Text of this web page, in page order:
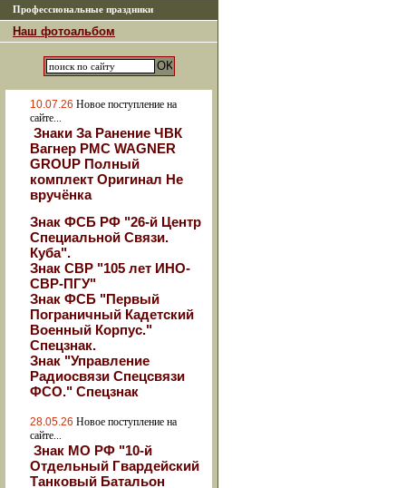
Профессиональные праздники
Наш фотоальбом
10.07.26 Новое поступление на
сайте...
Знаки За Ранение ЧВК
Вагнер РМС WAGNER
GROUP Полный
комплект Оригинал Не
вручёнка
Знак ФСБ РФ "26-й Центр
Специальной Связи.
Куба".
Знак СВР "105 лет ИНО-
СВР-ПГУ"
Знак ФСБ "Первый
Пограничный Кадетский
Военный Корпус."
Спецзнак.
Знак "Управление
Радиосвязи Спецсвязи
ФСО." Спецзнак
28.05.26 Новое поступление на
сайте...
Знак МО РФ "10-й
Отдельный Гвардейский
Танковый Батальон